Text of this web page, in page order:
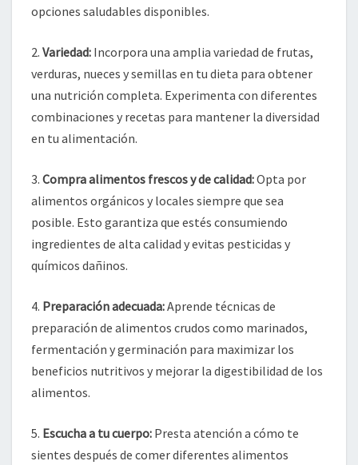
opciones saludables disponibles.
2. Variedad: Incorpora una amplia variedad de frutas,
verduras, nueces y semillas en tu dieta para obtener
una nutrición completa. Experimenta con diferentes
combinaciones y recetas para mantener la diversidad
en tu alimentación.
3. Compra alimentos frescos y de calidad:Opta por
alimentos orgánicos y locales siempre que sea
posible. Esto garantiza que estés consumiendo
ingredientes de alta calidad y evitas pesticidas y
químicos dañinos.
4. Preparación adecuada:Aprende técnicas de
preparación de alimentos crudos como marinados,
fermentación y germinación para maximizar los
beneficios nutritivos y mejorar la digestibilidad de los
alimentos.
5. Escucha a tu cuerpo: Presta atención a cómo te
sientes después de comer diferentes alimentos